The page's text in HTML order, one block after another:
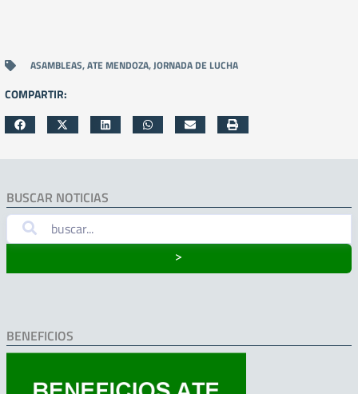
ASAMBLEAS,ATE MENDOZA,JORNADA DE LUCHA
COMPARTIR:
BUSCAR NOTICIAS
˃
BENEFICIOS